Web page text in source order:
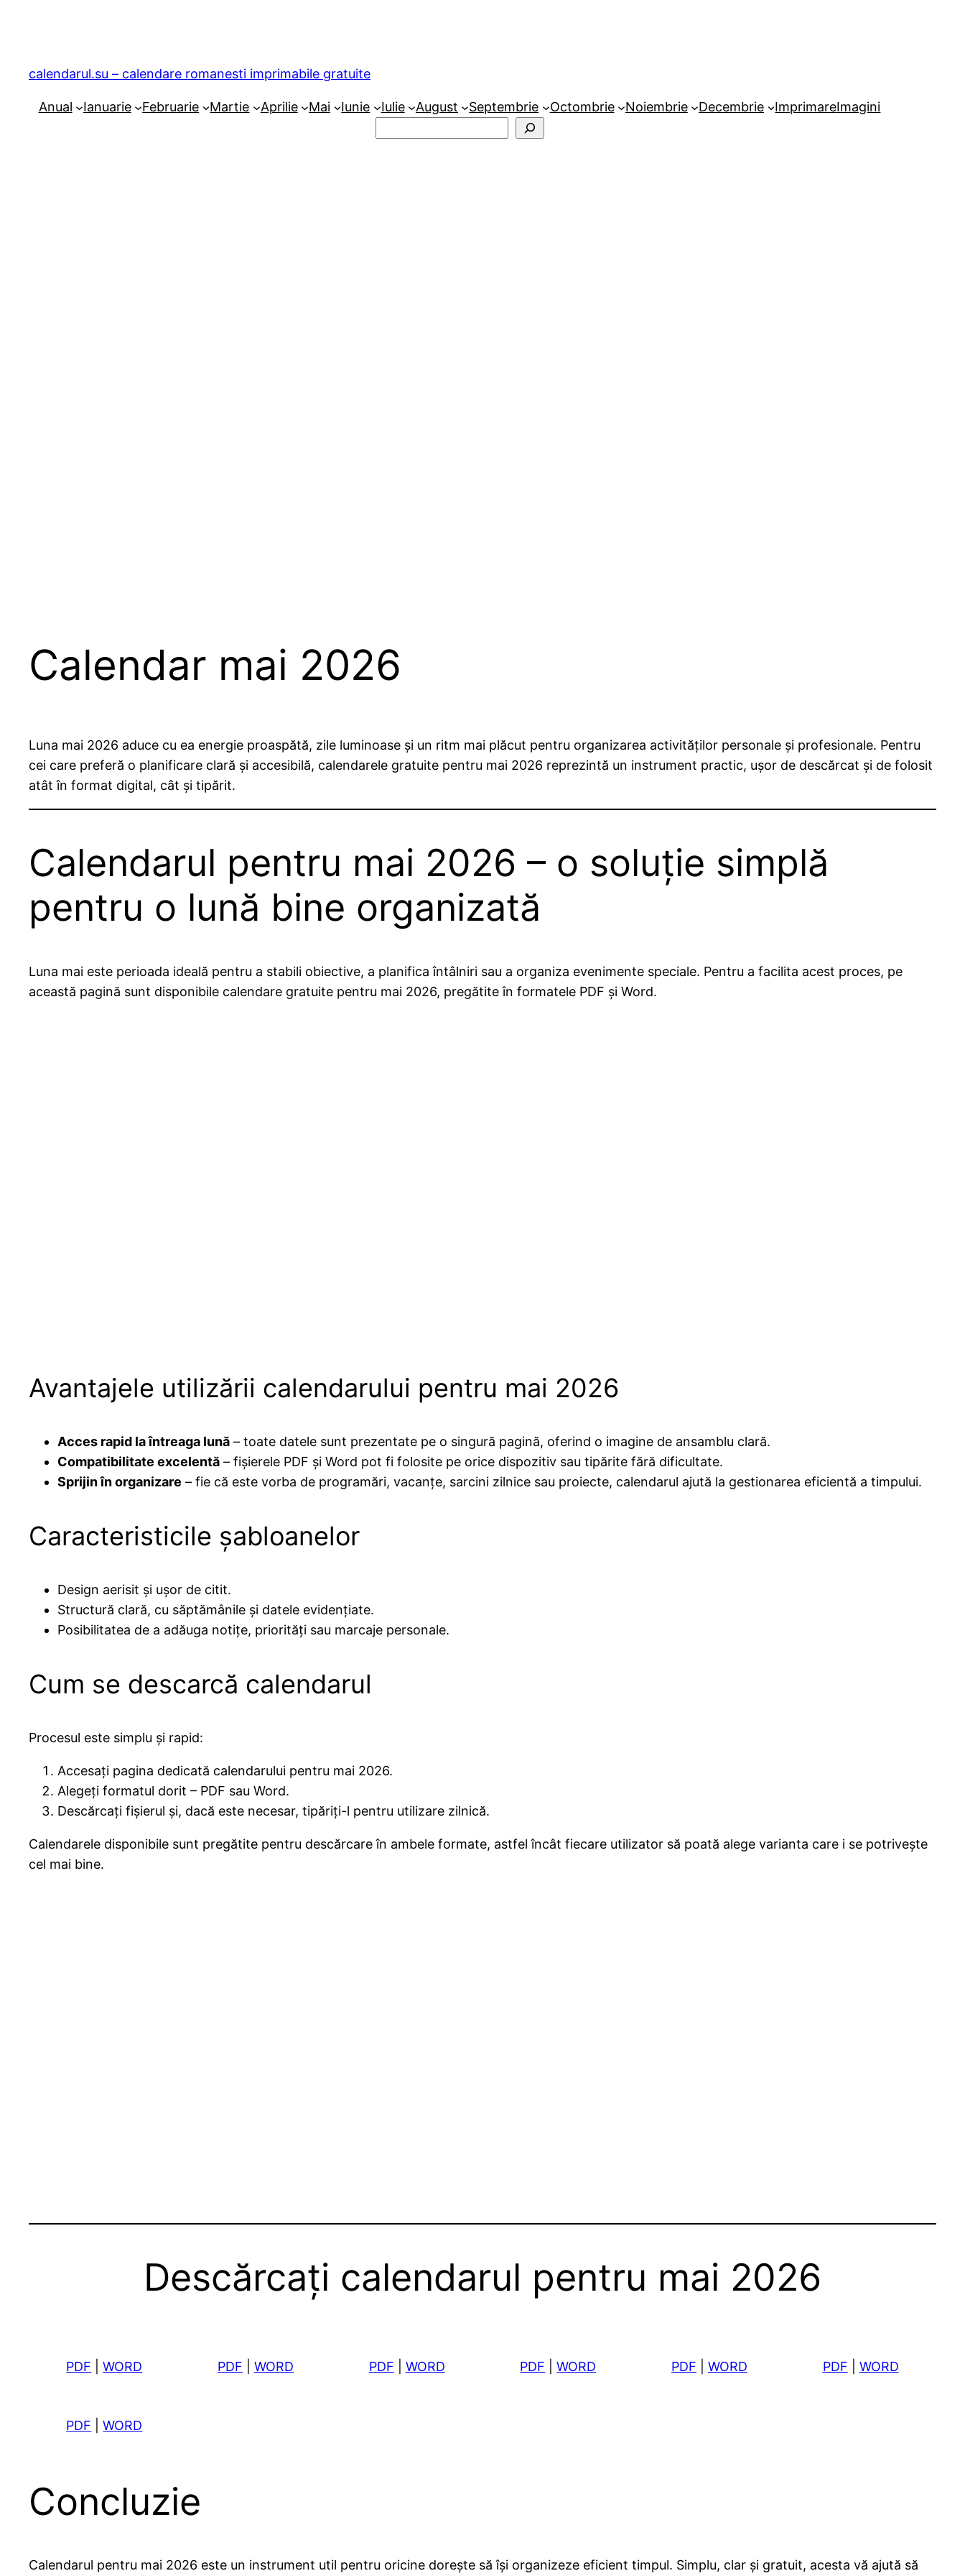
calendarul.su – calendare romanesti imprimabile gratuite
Anual Ianuarie Februarie Martie Aprilie Mai Iunie Iulie August Septembrie Octombrie Noiembrie Decembrie ImprimareImagini
Calendar mai 2026
Luna mai 2026 aduce cu ea energie proaspătă, zile luminoase și un ritm mai plăcut pentru organizarea activităților personale și profesionale. Pentru
cei care preferă o planificare clară și accesibilă, calendarele gratuite pentru mai 2026 reprezintă un instrument practic, ușor de descărcat și de folosit
atât în format digital, cât și tipărit.
Calendarul pentru mai 2026 – o soluție simplă
pentru o lună bine organizată
Luna mai este perioada ideală pentru a stabili obiective, a planifica întâlniri sau a organiza evenimente speciale. Pentru a facilita acest proces, pe
această pagină sunt disponibile calendare gratuite pentru mai 2026, pregătite în formatele PDF și Word.
Avantajele utilizării calendarului pentru mai 2026
Acces rapid la întreaga lună – toate datele sunt prezentate pe o singură pagină, oferind o imagine de ansamblu clară.
Compatibilitate excelentă – fișierele PDF și Word pot fi folosite pe orice dispozitiv sau tipărite fără dificultate.
Sprijin în organizare – fie că este vorba de programări, vacanțe, sarcini zilnice sau proiecte, calendarul ajută la gestionarea eficientă a timpului.
Caracteristicile șabloanelor
Design aerisit și ușor de citit.
Structură clară, cu săptămânile și datele evidențiate.
Posibilitatea de a adăuga notițe, priorități sau marcaje personale.
Cum se descarcă calendarul
Procesul este simplu și rapid:
Accesați pagina dedicată calendarului pentru mai 2026.
Alegeți formatul dorit – PDF sau Word.
Descărcați fișierul și, dacă este necesar, tipăriți-l pentru utilizare zilnică.
Calendarele disponibile sunt pregătite pentru descărcare în ambele formate, astfel încât fiecare utilizator să poată alege varianta care i se potrivește
cel mai bine.
Descărcați calendarul pentru mai 2026
PDF |WORD PDF WORD PDF WORD PDF |WORD PDF WORD PDF WORD
PDF |WORD
Concluzie
Calendarul pentru mai 2026 este un instrument util pentru oricine dorește să își organizeze eficient timpul. Simplu, clar și gratuit, acesta vă ajută să